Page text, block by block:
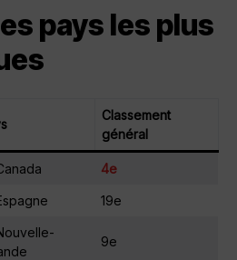
pays les plus
Classement
général
4e
19e
9e